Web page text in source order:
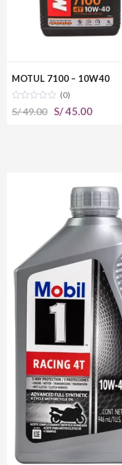
MOTUL 7100 – 10W40
(0)
S/49.00
El
S/45.00El